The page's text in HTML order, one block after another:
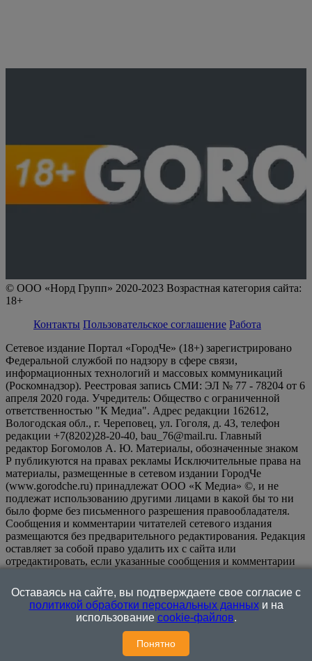
© ООО «Норд Групп» 2020-2023 Возрастная категория сайта:
18+
Контакты Пользовательское соглашение Работа
Сетевое издание Портал «ГородЧе» (18+) зарегистрировано
Федеральной службой по надзору в сфере связи,
информационных технологий и массовых коммуникаций
(Роскомнадзор). Реестровая запись СМИ: ЭЛ № 77 - 78204 от 6
апреля 2020 года. Учредитель: Общество с ограниченной
ответственностью "К Медиа". Адрес редакции 162612,
Вологодская обл., г. Череповец, ул. Гоголя, д. 43, телефон
редакции +7(8202)28-20-40, bau_76@mail.ru. Главный
редактор Богомолов А. Ю. Материалы, обозначенные знаком
Р публикуются на правах рекламы Исключительные права на
материалы, размещенные в сетевом издании ГородЧе
(www.gorodche.ru) принадлежат ООО «К Медиа» ©, и не
подлежат использованию другими лицами в какой бы то ни
было форме без письменного разрешения правообладателя.
Сообщения и комментарии читателей сетевого издания
размещаются без предварительного редактирования. Редакция
оставляет за собой право удалить их с сайта или
отредактировать, если указанные сообщения и комментарии
или нарушением иных требований закона.
информационном ресурсе применяются рекомендательные
технологии (информационные технологии предоставления
информации на основе сбора, систематизации и анализа
сведений, относящихся к предпочтениям пользователей сети
"Интернет", находящихся на территории Российской
Оставаясь на сайте, вы подтверждаете свое согласие с
политикой обработки персональных данныхи на
использование cookie-файлов.
Понятно